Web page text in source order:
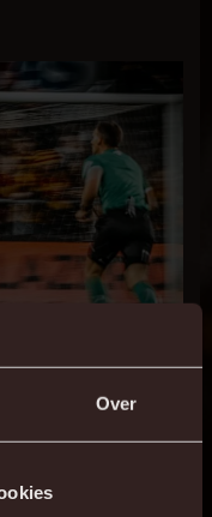
Over
Europe Play-Offs.